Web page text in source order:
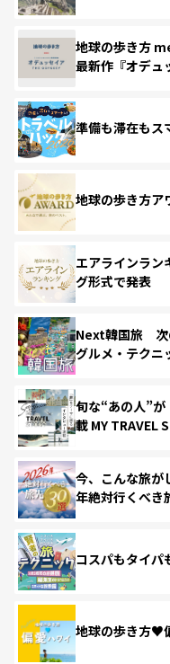
地球の歩き方
最新作『オデュ
準備も滞在も
地球の歩き方ア
エアラインラ
グ形式で発表
Next韓国旅 次
グルメ・テクニ
旬な“あの人”
載 MY TRAVEL
今、こんな旅が
年絶対行くべき
コスパもタイパ
地球の歩き方♥